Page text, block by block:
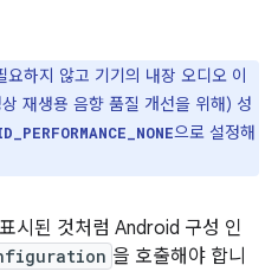
요하지 않고 기기의 내장 오디오 이
재생용 음향 품질 개선을 위해) 성
으로 설정해
시된 것처럼 Android 구성 인
을 호출해야 합니